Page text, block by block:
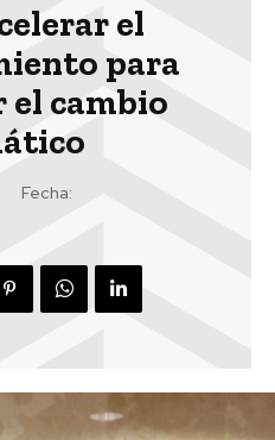
el
para
cambio
Fecha: